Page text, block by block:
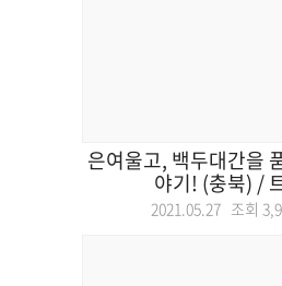
은여울고, 백두대간을
야기! (충북) /
2021.05.27 조회